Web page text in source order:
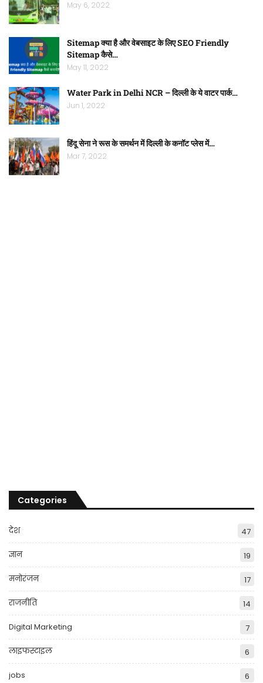
May 6, 2022
Sitemap क्या है और वेबसाइट के लिए SEO Friendly
Sitemap कैसे…
May 11, 2022
Water Park in Delhi NCR – दिल्ली के ये वाटर पार्क…
Jun 1, 2022
हिंदू सेना ने रूस के समर्थन में दिल्ली के कनॉट प्लेस में…
Mar 7, 2022
Categories
देश 47
ज्ञान 19
मनोरंजन 17
राजनीति 14
Digital Marketing 7
लाइफस्टाइल 6
jobs 6